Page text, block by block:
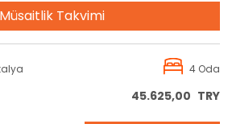
Müsaitlik Takvimi
4 Oda
45.625,00 TRY